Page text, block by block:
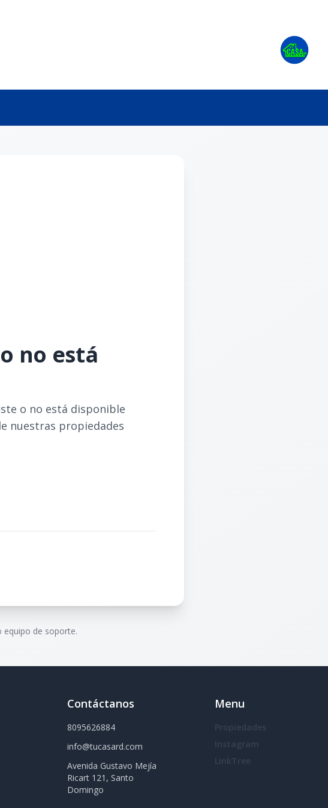
no está
o no está disponible
nuestras propiedades
equipo de soporte.
Contáctanos
8095626884
info@tucasard.com
Avenida Gustavo Mejía
Ricart 121, Santo
Domingo
Menu
Propiedades
Instagram
LinkTree